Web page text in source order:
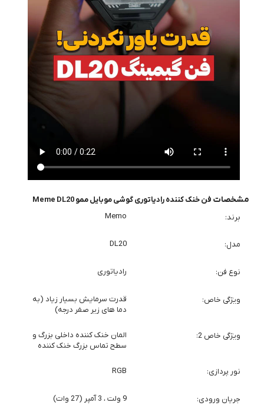
مشخصات فن خنک کننده رادیاتوری گوشی موبایل ممو Meme DL20
برند
Memo
مدل DL20
نوع فن رادیاتوری
ویژگی خاص
قدرت سرمایش بسیار زیاد (به
دما های زیر صفر درجه)
ویژگی خاص 2
المان خنک کننده داخلی بزرگ و
سطح تماس بزرگ خنک کننده
نور پردازی RGB
جریان ورودی 9 ولت ، 3 آمپر (27 وات)